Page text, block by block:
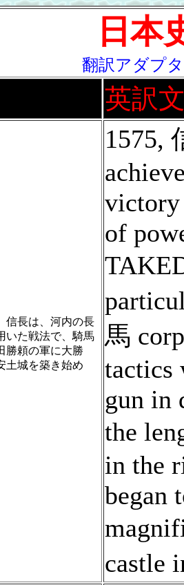
日本
翻訳アダプタ
英訳
信長は、河内の長
いた戦法で、騎馬
勝頼の軍に大勝
土城を築き始め
1575,
of
馬
tactics
gun in
the
in the
began
castle